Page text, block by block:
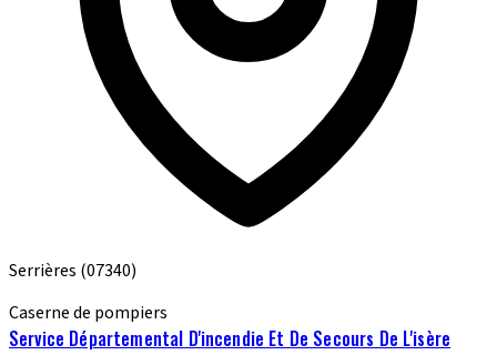
Serrières (07340)
Caserne de pompiers
Service Départemental D'incendie Et De Secours De L'isère